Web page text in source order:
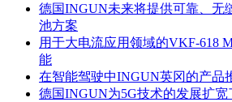
德国INGUN未来将提供可靠、无
池方案
用于大电流应用领域的VKF-618
能
在智能驾驶中INGUN英冈的产品
德国INGUN为5G技术的发展扩宽